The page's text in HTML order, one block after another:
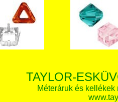
TAYLOR-
Méteráruk és